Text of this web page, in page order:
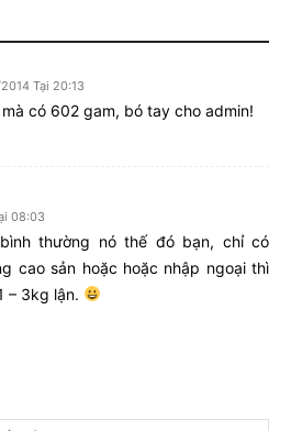
Tại 20:13
có 602 gam, bó tay cho admin!
08:03
thường nó thế đó bạn, chỉ có
cao sản hoặc hoặc nhập ngoại thì
– 3kg lận.